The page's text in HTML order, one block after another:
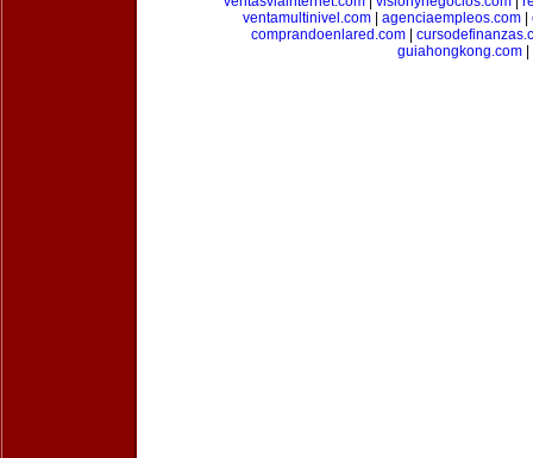
ventamultinivel.com| agenciaempleos.com|
comprandoenlared.com|
guiahongkong.com|